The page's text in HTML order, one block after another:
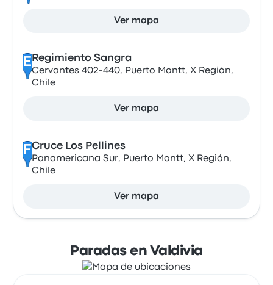
Ver mapa
E Regimiento Sangra
Cervantes 402-440, Puerto Montt, X Región,
Chile
Ver mapa
FCruce Los Pellines
Panamericana Sur, Puerto Montt, X Región,
Chile
Ver mapa
Paradas en Valdivia